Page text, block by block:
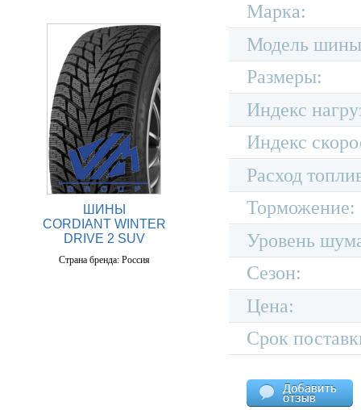
ШИНЫ
CORDIANT WINTER
DRIVE 2 SUV
Страна бренда: Россия
Марка:
Модель
Размеры:
Индекс
Индекс
Расход
Торможение:
Уровень
Сезон:
Цена:
Срок